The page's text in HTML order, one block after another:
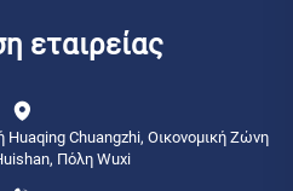
εταιρείας
Huaqing Chuangzhi, Οικονομική Ζώνη
Πόλη Wuxi